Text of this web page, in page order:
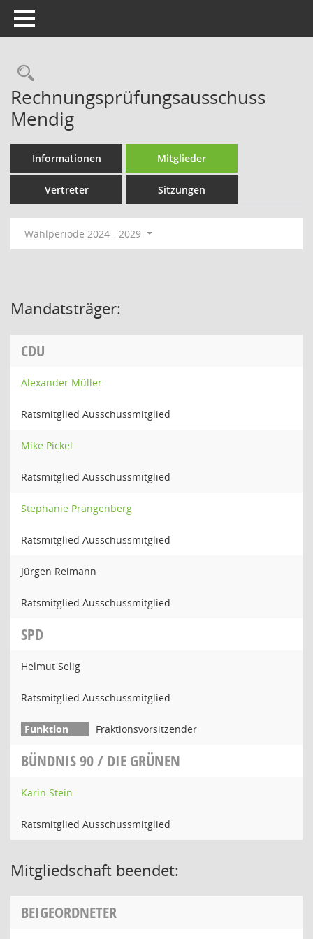
Toggle navigation
Rechercheauswahl
Rechnungsprüfungsausschuss
Mendig
Informationen Mitglieder
Vertreter Sitzungen
Wahlperiode 2024 - 2029
Mandatsträger:
CDU
Alexander Müller
Ratsmitglied Ausschussmitglied
Mike Pickel
Ratsmitglied Ausschussmitglied
Stephanie Prangenberg
Ratsmitglied Ausschussmitglied
Jürgen Reimann
Ratsmitglied Ausschussmitglied
SPD
Helmut Selig
Ratsmitglied Ausschussmitglied
Fraktionsvorsitzender
BÜNDNIS 90 / DIE GRÜNEN
Karin Stein
Ratsmitglied Ausschussmitglied
Mitgliedschaft beendet:
BEIGEORDNETER